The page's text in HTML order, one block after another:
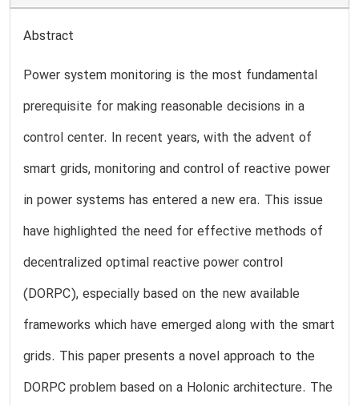
Abstract
Power system monitoring is the most fundamental
prerequisite for making reasonable decisions in a
control center. In recent years, with the advent of
smart grids, monitoring and control of reactive power
in power systems has entered a new era. This issue
have highlighted the need for effective methods of
decentralized optimal reactive power control
(DORPC), especially based on the new available
frameworks which have emerged along with the smart
grids. This paper presents a novel approach to the
DORPC problem based on a Holonic architecture. The